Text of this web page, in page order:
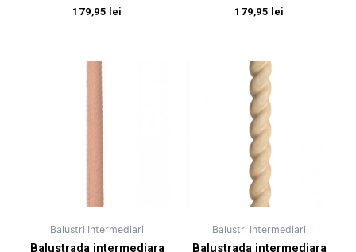
179,95 lei 179,95 lei
Balustri Intermediari
Balustrada intermediara
Balustri Intermediari
Balustrada intermediara